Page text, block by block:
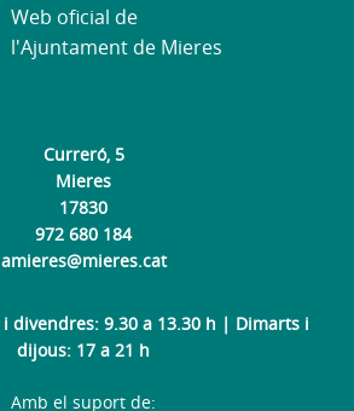
Curreró, 5
Mieres
17830
972 680 184
amieres@mieres.cat
divendres: 9.30 a 13.30 h | Dimarts i
dijous: 17 a 21 h
Web oficial de
l'Ajuntament de Mieres
Amb el suport de: